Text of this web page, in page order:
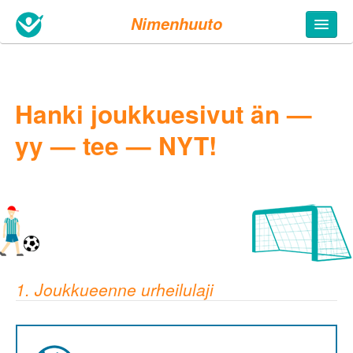
Nimenhuuto
Hanki joukkuesivut än —
yy — tee — NYT!
1. Joukkueenne urheilulaji
5. Täytä tietosi